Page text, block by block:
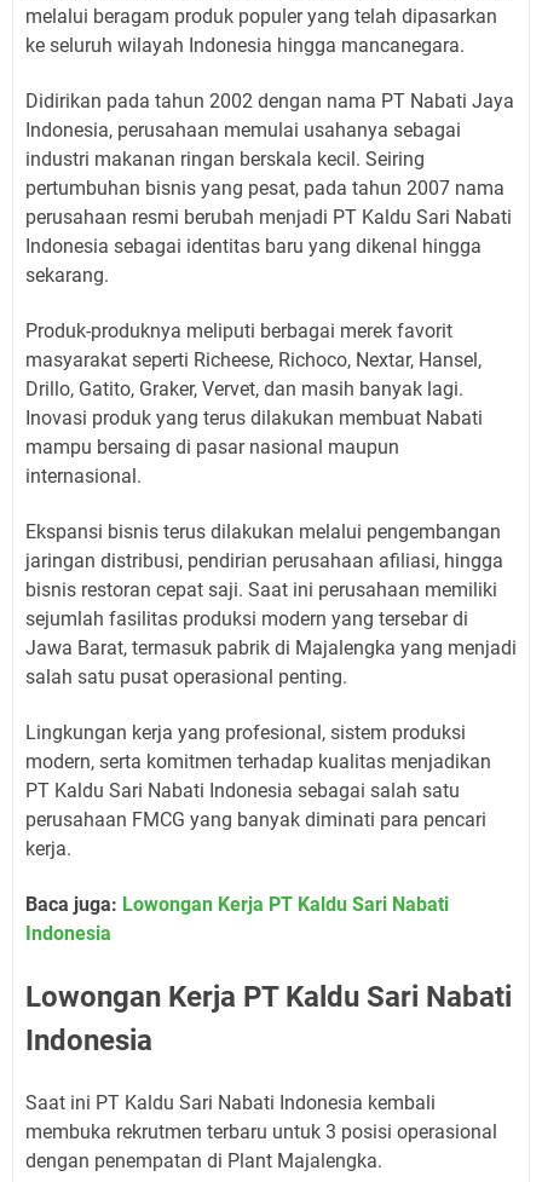
melalui beragam produk populer yang telah dipasarkan
ke seluruh wilayah Indonesia hingga mancanegara.
Didirikan pada tahun 2002 dengan nama PT Nabati Jaya
Indonesia, perusahaan memulai usahanya sebagai
industri makanan ringan berskala kecil. Seiring
pertumbuhan bisnis yang pesat, pada tahun 2007 nama
perusahaan resmi berubah menjadi PT Kaldu Sari Nabati
Indonesia sebagai identitas baru yang dikenal hingga
sekarang.
Produk-produknya meliputi berbagai merek favorit
masyarakat seperti Richeese, Richoco, Nextar, Hansel,
Drillo, Gatito, Graker, Vervet, dan masih banyak lagi.
Inovasi produk yang terus dilakukan membuat Nabati
mampu bersaing di pasar nasional maupun
internasional.
Ekspansi bisnis terus dilakukan melalui pengembangan
jaringan distribusi, pendirian perusahaan afiliasi, hingga
bisnis restoran cepat saji. Saat ini perusahaan memiliki
sejumlah fasilitas produksi modern yang tersebar di
Jawa Barat, termasuk pabrik di Majalengka yang menjadi
salah satu pusat operasional penting.
Lingkungan kerja yang profesional, sistem produksi
modern, serta komitmen terhadap kualitas menjadikan
PT Kaldu Sari Nabati Indonesia sebagai salah satu
perusahaan FMCG yang banyak diminati para pencari
kerja.
Baca juga: Lowongan Kerja PT Kaldu Sari Nabati
Indonesia
Lowongan Kerja PT Kaldu Sari Nabati
Indonesia
Saat ini PT Kaldu Sari Nabati Indonesia kembali
membuka rekrutmen terbaru untuk 3 posisi operasional
dengan penempatan di Plant Majalengka.